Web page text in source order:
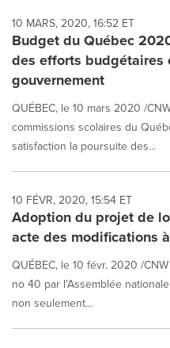
10 MARS, 2020, 16:52 ET
Budget du Québec
des efforts budgétaires
gouvernement
QUÉBEC, le 10 mars 2020 /
commissions scolaires du
satisfaction la poursuite des...
10 FÉVR, 2020, 15:54 ET
Adoption du projet de
acte des modifications
QUÉBEC, le 10 févr. 2020 /
no 40 par l'Assemblée
non seulement...